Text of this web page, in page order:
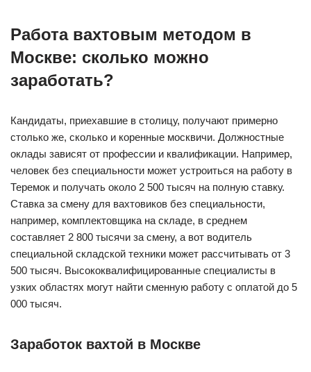
Работа вахтовым методом в
Москве: сколько можно
заработать?
Кандидаты, приехавшие в столицу, получают примерно
столько же, сколько и коренные москвичи. Должностные
оклады зависят от профессии и квалификации. Например,
человек без специальности может устроиться на работу в
Теремок и получать около 2 500 тысяч на полную ставку.
Ставка за смену для вахтовиков без специальности,
например, комплектовщика на складе, в среднем
составляет 2 800 тысячи за смену, а вот водитель
специальной складской техники может рассчитывать от 3
500 тысяч. Высококвалифицированные специалисты в
узких областях могут найти сменную работу с оплатой до 5
000 тысяч.
Заработок вахтой в Москве